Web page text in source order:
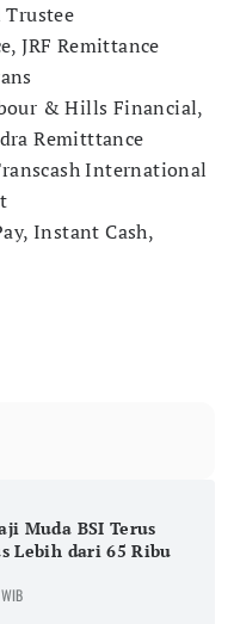
Trustee
JRF Remittance
& Hills Financial,
Remitttance
International
Instant Cash,
Muda BSI Terus
Lebih dari 65 Ribu